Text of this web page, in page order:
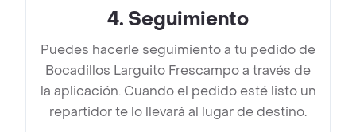
4. Seguimiento
Puedes hacerle seguimiento a tu pedido de
Bocadillos Larguito Frescampo a través de
la aplicación. Cuando el pedido esté listo un
repartidor te lo llevará al lugar de destino.